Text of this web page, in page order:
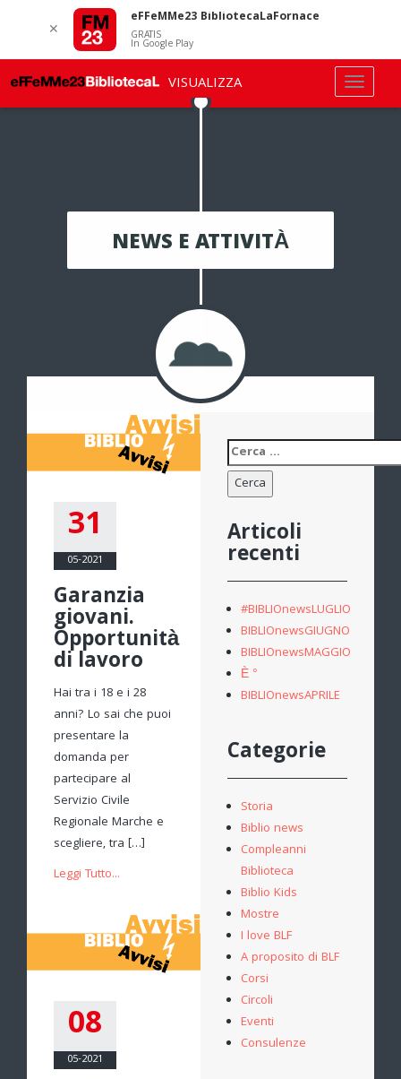
NEWS E ATTIVITÀ
31
05-2021
Garanzia
giovani.
Opportunità
di lavoro
Hai tra i 18 e i 28
anni? Lo sai che puoi
presentare la
domanda per
partecipare al
Servizio Civile
Regionale Marche e
scegliere, tra […]
Leggi Tutto...
08
05-2021
Ricerca
per:
Articoli
recenti
#BIBLIOnewsLUGLIO
BIBLIOnewsGIUGNO
BIBLIOnewsMAGGIO
È °
BIBLIOnewsAPRILE
Categorie
Storia
Biblio news
Compleanni
Biblioteca
Biblio Kids
Mostre
I love BLF
A proposito di BLF
Corsi
Circoli
Eventi
Consulenze
✕
eFFeMMe23 BibliotecaLaFornace
GRATIS
In Google Play
VISUALIZZA